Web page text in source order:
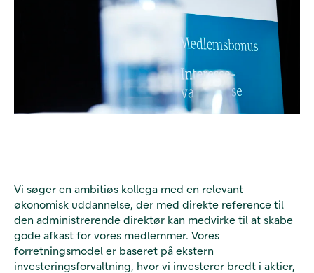
Vi søger en ambitiøs kollega med en relevant
økonomisk uddannelse, der med direkte reference til
den administrerende direktør kan medvirke til at skabe
gode afkast for vores medlemmer. Vores
forretningsmodel er baseret på ekstern
investeringsforvaltning, hvor vi investerer bredt i aktier,